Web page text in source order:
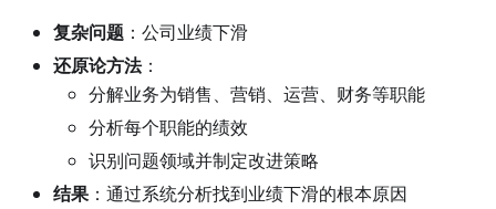
复杂问题 ：公司业绩下滑
还原论方法：
分解业务为销售、营销、运营、财务等职能
分析每个职能的绩效
识别问题领域并制定改进策略
结果 ：通过系统分析找到业绩下滑的根本原因